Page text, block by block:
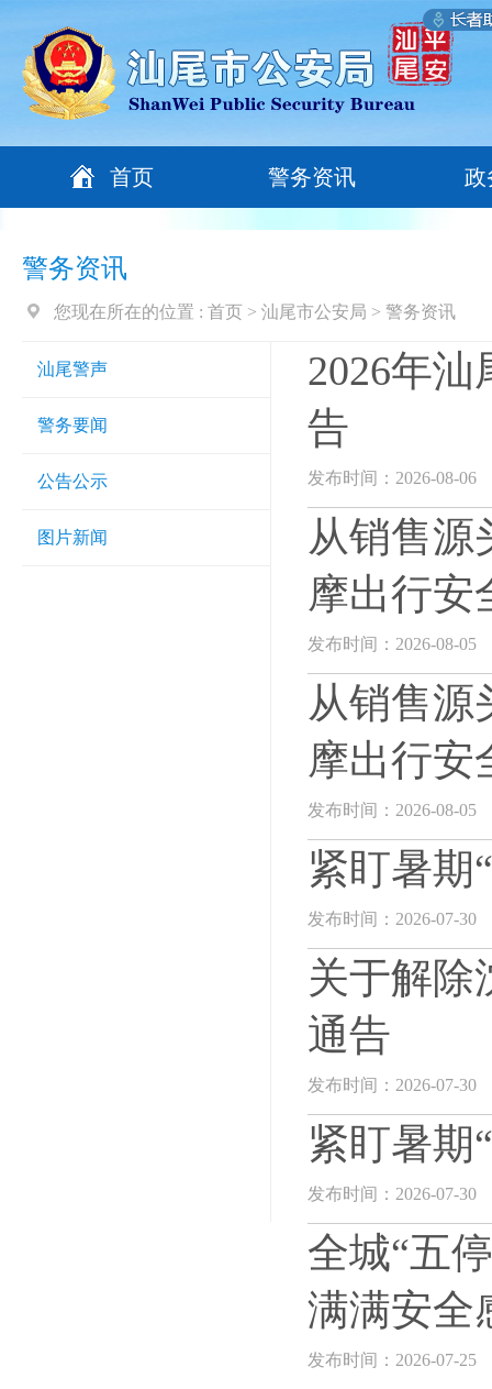
首页 警务资讯 政
警务资讯
您现在所在的位置 : 首页 > 汕尾市公安局 > 警务资讯
汕尾警声
警务要闻
公告公示
图片新闻
2026年
告
发布时间：2026-08-06
从销售源
摩出行安
发布时间：2026-08-05
从销售源
摩出行安
发布时间：2026-08-05
紧盯暑期
发布时间：2026-07-30
关于解除
通告
发布时间：2026-07-30
紧盯暑期
发布时间：2026-07-30
全城“五
满满安全
发布时间：2026-07-25